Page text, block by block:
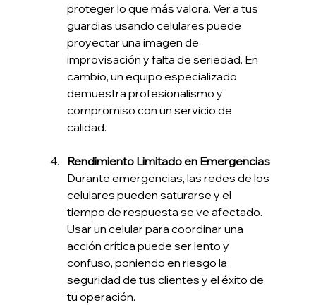
proteger lo que más valora. Ver a tus
guardias usando celulares puede
proyectar una imagen de
improvisación y falta de seriedad. En
cambio, un equipo especializado
demuestra profesionalismo y
compromiso con un servicio de
calidad.
Rendimiento Limitado en Emergencias
Durante emergencias, las redes de los
celulares pueden saturarse y el
tiempo de respuesta se ve afectado.
Usar un celular para coordinar una
acción crítica puede ser lento y
confuso, poniendo en riesgo la
seguridad de tus clientes y el éxito de
tu operación.